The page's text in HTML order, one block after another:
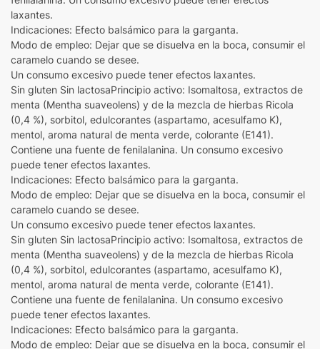
laxantes.
Indicaciones: Efecto balsámico para la garganta.
Modo de empleo: Dejar que se disuelva en la boca, consumir el
caramelo cuando se desee.
Un consumo excesivo puede tener efectos laxantes.
Sin gluten Sin lactosaPrincipio activo: Isomaltosa, extractos de
menta (Mentha suaveolens) y de la mezcla de hierbas Ricola
(0,4 %), sorbitol, edulcorantes (aspartamo, acesulfamo K),
mentol, aroma natural de menta verde, colorante (E141).
Contiene una fuente de fenilalanina. Un consumo excesivo
puede tener efectos laxantes.
Indicaciones: Efecto balsámico para la garganta.
Modo de empleo: Dejar que se disuelva en la boca, consumir el
caramelo cuando se desee.
Un consumo excesivo puede tener efectos laxantes.
Sin gluten Sin lactosaPrincipio activo: Isomaltosa, extractos de
menta (Mentha suaveolens) y de la mezcla de hierbas Ricola
(0,4 %), sorbitol, edulcorantes (aspartamo, acesulfamo K),
mentol, aroma natural de menta verde, colorante (E141).
Contiene una fuente de fenilalanina. Un consumo excesivo
puede tener efectos laxantes.
Indicaciones: Efecto balsámico para la garganta.
Modo de empleo: Dejar que se disuelva en la boca, consumir el